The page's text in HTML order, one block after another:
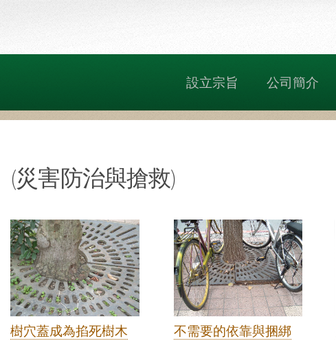
設立宗旨 公司簡介
(災害防治與搶救)
樹穴蓋成為掐死樹木
不需要的依靠與捆綁